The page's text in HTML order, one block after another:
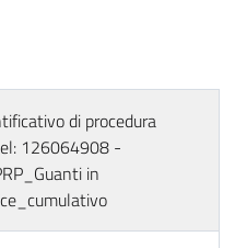
di procedura
126064908 -
in